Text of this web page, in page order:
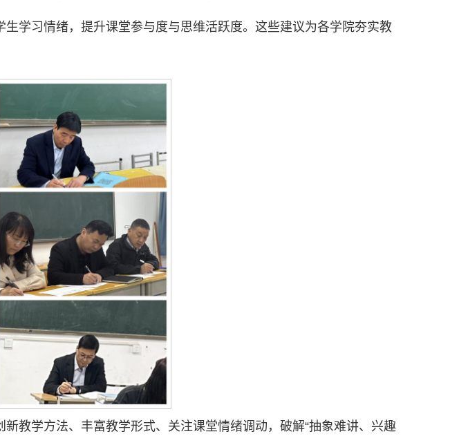
学习情绪，提升课堂参与度与思维活跃度。这些建议为各学院夯实教
教学方法、丰富教学形式、关注课堂情绪调动，破解“抽象难讲、兴趣